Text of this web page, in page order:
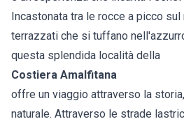
Incastonata tra le rocce a picco
terrazzati che si tuffano
questa splendida località della
Costiera Amalfitana
offre un viaggio attraverso la
naturale. Attraverso le strade